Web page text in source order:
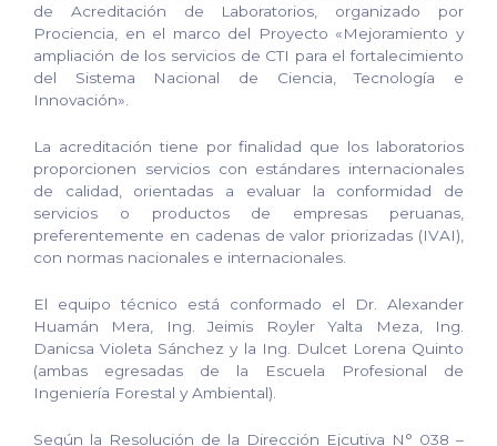
de Acreditación de Laboratorios, organizado por
Prociencia, en el marco del Proyecto «Mejoramiento y
ampliación de los servicios de CTI para el fortalecimiento
del Sistema Nacional de Ciencia, Tecnología e
Innovación».
La acreditación tiene por finalidad que los laboratorios
proporcionen servicios con estándares internacionales
de calidad, orientadas a evaluar la conformidad de
servicios o productos de empresas peruanas,
preferentemente en cadenas de valor priorizadas (IVAI),
con normas nacionales e internacionales.
El equipo técnico está conformado el Dr. Alexander
Huamán Mera, Ing. Jeimis Royler Yalta Meza, Ing.
Danicsa Violeta Sánchez y la Ing. Dulcet Lorena Quinto
(ambas egresadas de la Escuela Profesional de
Ingeniería Forestal y Ambiental).
Según la Resolución de la Dirección Ejcutiva N° 038 –